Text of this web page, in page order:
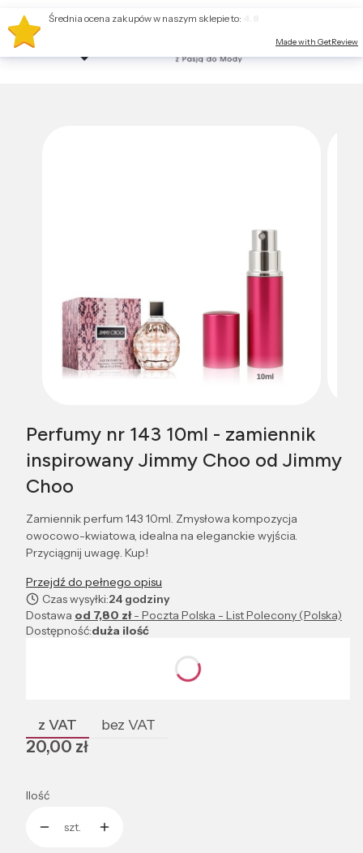
Perfumy nr 143 10ml - zamiennik
inspirowany Jimmy Choo od Jimmy
Choo
Zamiennik perfum 143 10ml. Zmysłowa kompozycja
owocowo-kwiatowa, idealna na eleganckie wyjścia.
Przyciągnij uwagę. Kup!
Przejdź do pełnego opisu
Czas wysyłki:24 godziny
Dostawa od 7,80 zł- Poczta Polska - List Polecony (Polska)
Dostępność:duża ilość
Poszczególne warianty mogą różnić się ceną
z VAT bez VAT
Cena
20,00 zł
Ilość
szt.
Średnia ocena zakupów w naszym sklepie to:
Made with GetReview